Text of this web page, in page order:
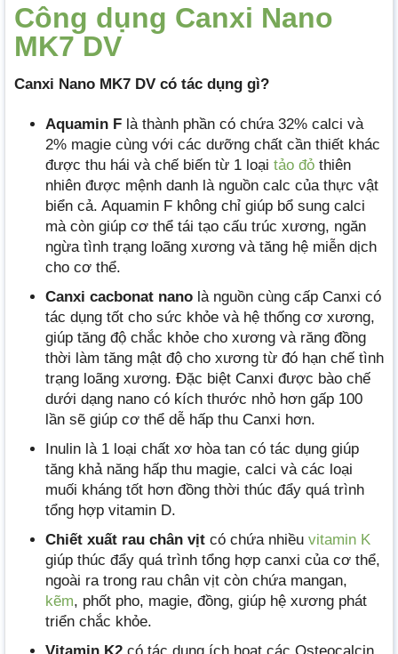
Công dụng Canxi Nano
MK7 DV
Canxi Nano MK7 DV có tác dụng gì?
Aquamin F là thành phần có chứa 32% calci và
2% magie cùng với các dưỡng chất cần thiết khác
được thu hái và chế biến từ 1 loại tảo đỏ thiên
nhiên được mệnh danh là nguồn calc của thực vật
biển cả. Aquamin F không chỉ giúp bổ sung calci
mà còn giúp cơ thể tái tạo cấu trúc xương, ngăn
ngừa tình trạng loãng xương và tăng hệ miễn dịch
cho cơ thể.
Canxi cacbonat nano là nguồn cùng cấp Canxi có
tác dụng tốt cho sức khỏe và hệ thống cơ xương,
giúp tăng độ chắc khỏe cho xương và răng đồng
thời làm tăng mật độ cho xương từ đó hạn chế tình
trạng loãng xương. Đặc biệt Canxi được bào chế
dưới dạng nano có kích thước nhỏ hơn gấp 100
lần sẽ giúp cơ thể dễ hấp thu Canxi hơn.
Inulin là 1 loại chất xơ hòa tan có tác dụng giúp
tăng khả năng hấp thu magie, calci và các loại
muối kháng tốt hơn đồng thời thúc đẩy quá trình
tổng hợp vitamin D.
Chiết xuất rau chân vịt có chứa nhiều vitamin K
giúp thúc đẩy quá trình tổng hợp canxi của cơ thể,
ngoài ra trong rau chân vịt còn chứa mangan,
kẽm, phốt pho, magie, đồng, giúp hệ xương phát
triển chắc khỏe.